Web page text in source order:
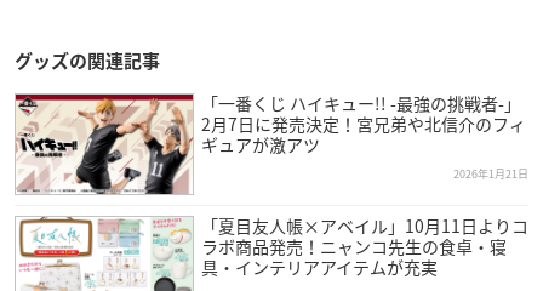
グッズの関連記事
「一番くじ ハイキュー!! -最強の挑戦者-」
2月7日に発売決定！宮兄弟や北信介のフィ
ギュアが激アツ
2026年1月21日
「夏目友人帳×アベイル」10月11日よりコ
ラボ商品発売！ニャンコ先生の食卓・寝
具・インテリアアイテムが充実